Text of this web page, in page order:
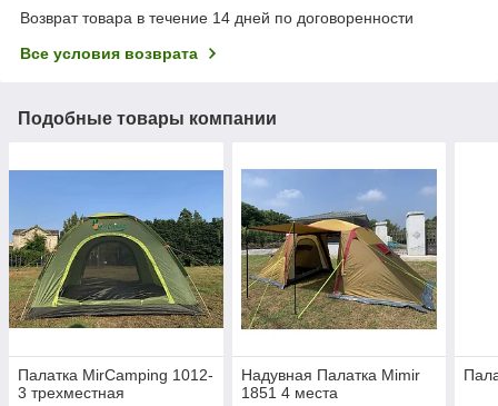
Возврат товара в течение 14 дней по договоренности
Все условия возврата
Подобные товары компании
Палатка MirCamping 1012-
3 трехместная
Надувная Палатка Mimir
1851 4 места